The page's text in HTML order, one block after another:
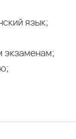
язык;
экзаменам;